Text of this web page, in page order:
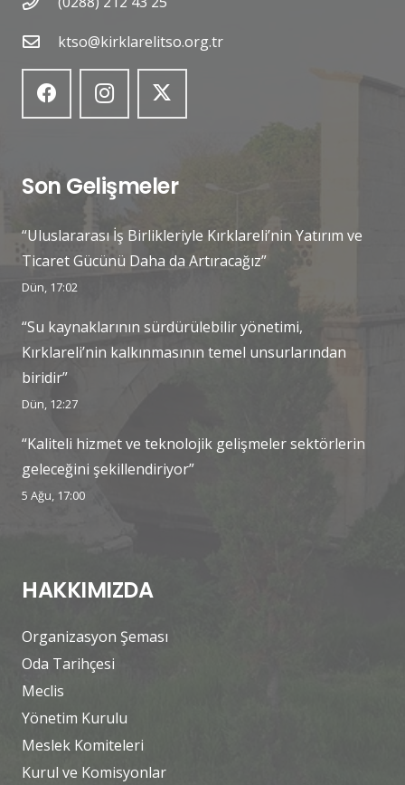
ktso@kirklarelitso.org.tr
Son Gelişmeler
“Uluslararası İş Birlikleriyle Kırklareli’nin Yatırım ve
Ticaret Gücünü Daha da Artıracağız”
Dün, 17:02
“Su kaynaklarının sürdürülebilir yönetimi,
Kırklareli’nin kalkınmasının temel unsurlarından
biridir”
Dün, 12:27
“Kaliteli hizmet ve teknolojik gelişmeler sektörlerin
geleceğini şekillendiriyor”
5 Ağu, 17:00
HAKKIMIZDA
Organizasyon Şeması
Oda Tarihçesi
Meclis
Yönetim Kurulu
Meslek Komiteleri
Kurul ve Komisyonlar